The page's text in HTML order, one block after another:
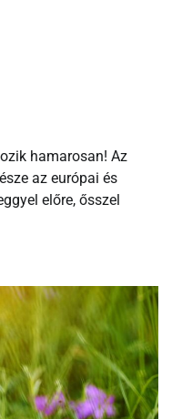
hamarosan! Az
az európai és
előre, ősszel